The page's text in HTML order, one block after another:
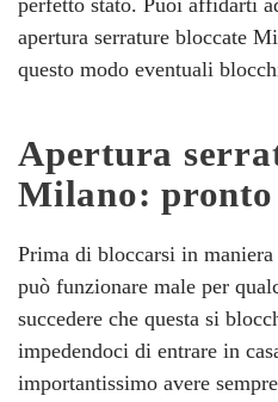
perfetto stato. Puoi affidarti
apertura serrature bloccate
questo modo eventuali
Apertura
Milano:
Prima di bloccarsi in
può funzionare male per
succedere che questa si
impedendoci di entrare in
importantissimo avere